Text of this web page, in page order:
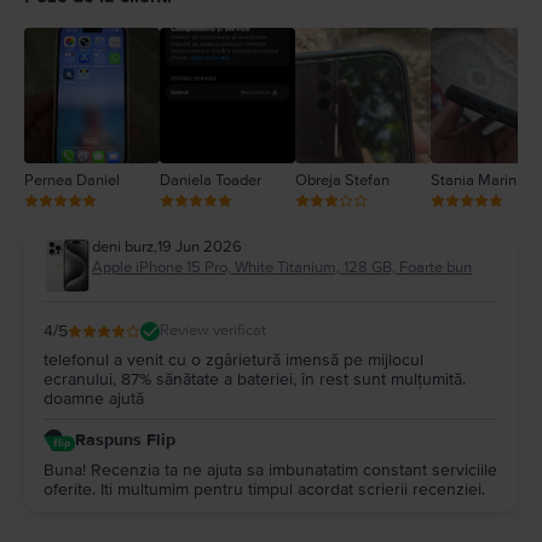
Pernea Daniel Daniela Toader Obreja Stefan Stania Marin
deni burz,19 Jun 2026
Apple iPhone 15 Pro, White Titanium, 128 GB, Foarte bun
4/5 Review verificat
telefonul a venit cu o zgârietură imensă pe mijlocul
ecranului, 87% sănătate a bateriei, în rest sunt mulțumită.
doamne ajută
Raspuns Flip
Buna! Recenzia ta ne ajuta sa imbunatatim constant serviciile
oferite. Iti multumim pentru timpul acordat scrierii recenziei.